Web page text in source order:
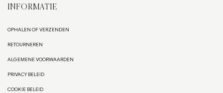
INFORMATIE
OPHALEN OF VERZENDEN
RETOURNEREN
ALGEMENE VOORWAARDEN
PRIVACY BELEID
COOKIE BELEID